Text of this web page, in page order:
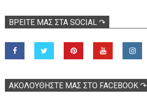
ΒΡΕΊΤΕ ΜΑΣ ΣΤΑ SOCIAL ↷
ΑΚΟΛOΥΘΉΣΤΕ ΜΑΣ ΣΤΟ FACEBOOK ↷